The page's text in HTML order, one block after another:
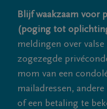
Blijf waakzaam voor
(poging tot
meldingen over
zogezegde
mom van een
mailadressen,
of een betaling te